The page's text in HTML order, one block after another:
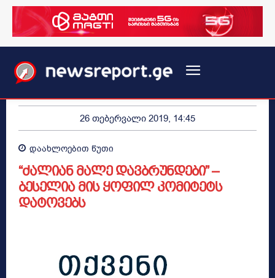
26 თებერვალი 2019, 14:45
დაახლოებით წუთი
“ძალიან მალე დავბრუნდები” –
ბესელია მის ყოფილ კომიტეტს
დატოვებს